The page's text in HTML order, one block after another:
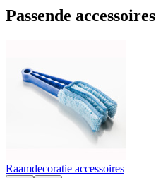
Passende accessoires
Raamdecoratie accessoires